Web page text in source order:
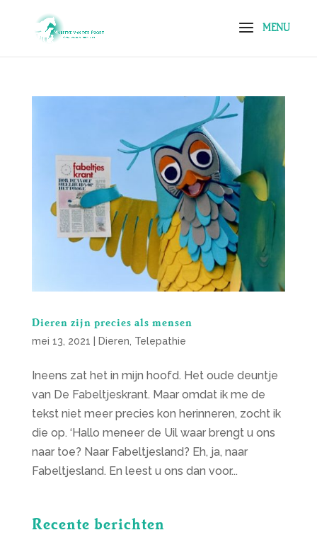
Dieren zijn precies als mensen
mei 13, 2021 Dieren, Telepathie
Ineens zat het in mijn hoofd. Het oude deuntje
van De Fabeltjeskrant. Maar omdat ik me de
tekst niet meer precies kon herinneren, zocht ik
die op. ‘Hallo meneer de Uil waar brengt u ons
naar toe? Naar Fabeltjesland? Eh, ja, naar
Fabeltjesland. En leest u ons dan voor...
Recente berichten